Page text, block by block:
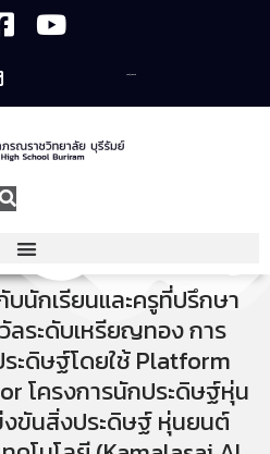
นักเรียนและครูที่ปรึกษา
ลระดับเหรียญทอง การ
ะดิษฐ์โดยใช้ Platform
โครงการนักประดิษฐ์หุ่น
งขันสิ่งประดิษฐ์ หุ่นยนต์